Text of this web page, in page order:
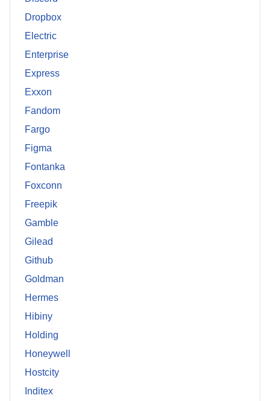
Dropbox
Electric
Enterprise
Express
Exxon
Fandom
Fargo
Figma
Fontanka
Foxconn
Freepik
Gamble
Gilead
Github
Goldman
Hermes
Hibiny
Holding
Honeywell
Hostcity
Inditex